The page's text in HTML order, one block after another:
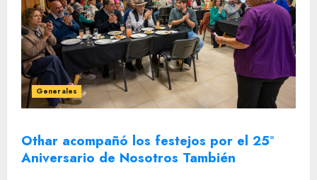
Generales
Othar acompañó los festejos por el 25°
Aniversario de Nosotros También